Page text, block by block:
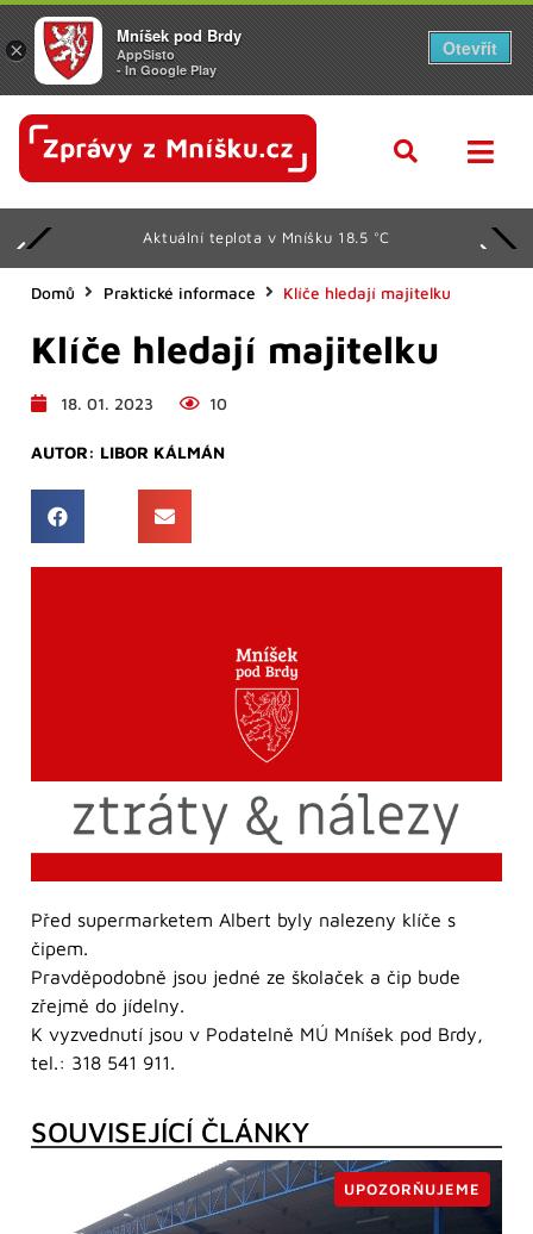
Aktuální teplota v Mníšku 18.5 °C
Domů Praktické informace Klíče hledají majitelku
Klíče hledají majitelku
18. 01. 2023 10
AUTOR: LIBOR KÁLMÁN
Před supermarketem Albert byly nalezeny klíče s
čipem.
Pravděpodobně jsou jedné ze školaček a čip bude
zřejmě do jídelny.
K vyzvednutí jsou v Podatelně MÚ Mníšek pod Brdy,
tel.: 318 541 911.
SOUVISEJÍCÍ ČLÁNKY
UPOZORŇUJEME
×
Mníšek pod Brdy
AppSisto
- In Google Play
Otevřít